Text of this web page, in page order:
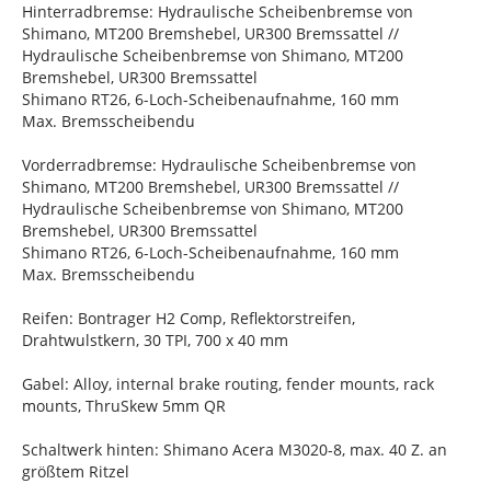
Hinterradbremse: Hydraulische Scheibenbremse von
Shimano, MT200 Bremshebel, UR300 Bremssattel //
Hydraulische Scheibenbremse von Shimano, MT200
Bremshebel, UR300 Bremssattel
Shimano RT26, 6-Loch-Scheibenaufnahme, 160 mm
Max. Bremsscheibendu
Vorderradbremse: Hydraulische Scheibenbremse von
Shimano, MT200 Bremshebel, UR300 Bremssattel //
Hydraulische Scheibenbremse von Shimano, MT200
Bremshebel, UR300 Bremssattel
Shimano RT26, 6-Loch-Scheibenaufnahme, 160 mm
Max. Bremsscheibendu
Reifen: Bontrager H2 Comp, Reflektorstreifen,
Drahtwulstkern, 30 TPI, 700 x 40 mm
Gabel: Alloy, internal brake routing, fender mounts, rack
mounts, ThruSkew 5mm QR
Schaltwerk hinten: Shimano Acera M3020-8, max. 40 Z. an
größtem Ritzel